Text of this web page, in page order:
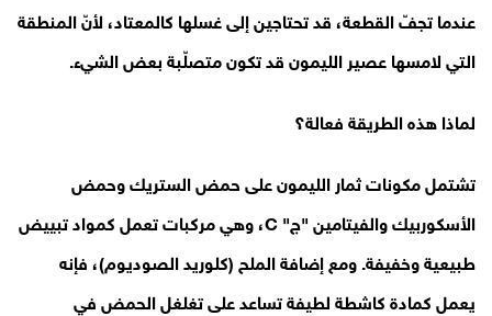
عندما تجفّ القطعة، قد تحتاجين إلى غسلها كالمعتاد، لأنّ المنطقة
التي لامسها عصير الليمون قد تكون متصلّبة بعض الشيء.
لماذا هذه الطريقة فعالة؟
تشتمل مكونات ثمار الليمون على حمض الستريك وحمض
الأسكوربيك والفيتامين "ج" C، وهي مركبات تعمل كمواد تبييض
طبيعية وخفيفة. ومع إضافة الملح (كلوريد الصوديوم)، فإنه
يعمل كمادة كاشطة لطيفة تساعد على تغلغل الحمض في